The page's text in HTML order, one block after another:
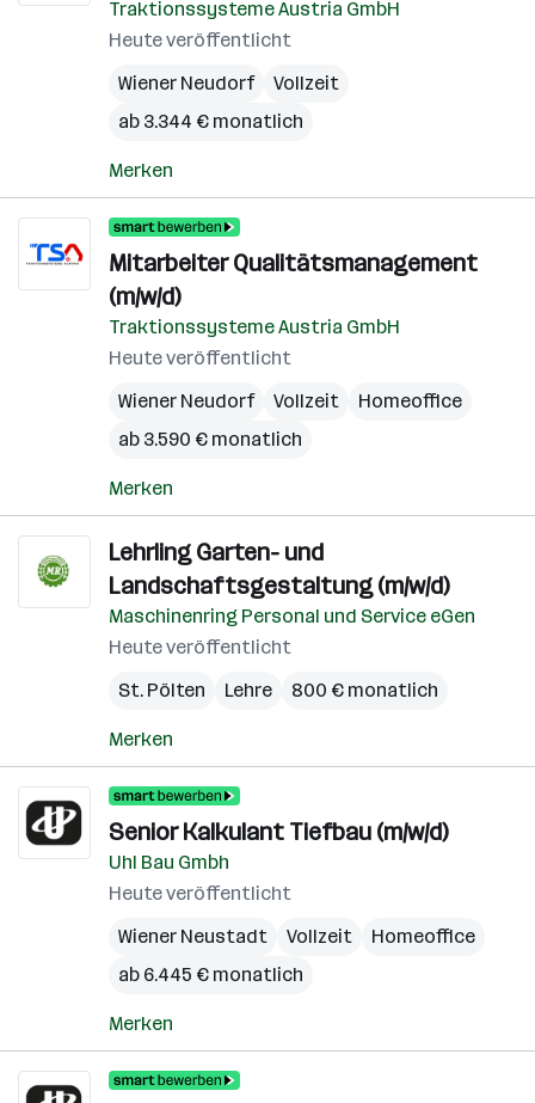
Traktionssysteme Austria GmbH
Heute veröffentlicht
Wiener Neudorf
Vollzeit
ab 3.344 € monatlich
Merken
Mitarbeiter Qualitätsmanagement
(m/w/d)
Traktionssysteme Austria GmbH
Heute veröffentlicht
Wiener Neudorf
Vollzeit
Homeoffice
ab 3.590 € monatlich
Merken
Lehrling Garten- und
Landschaftsgestaltung (m/w/d)
Maschinenring Personal und Service eGen
Heute veröffentlicht
St. Pölten
Lehre 800 € monatlich
Merken
Senior Kalkulant Tiefbau (m/w/d)
Uhl Bau Gmbh
Heute veröffentlicht
Wiener Neustadt
Vollzeit
Homeoffice
ab 6.445 € monatlich
Merken